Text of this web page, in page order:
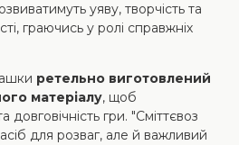
уяву, творчість та
граючись у ролі справжніх
ретельно виготовлений
матеріалу, щоб
гри. "Сміттєвоз
для розваг, але й важливий